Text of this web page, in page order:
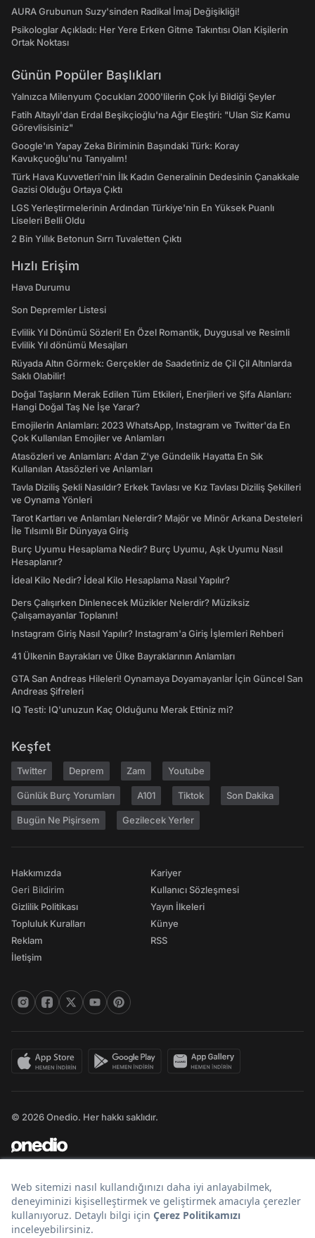
AURA Grubunun Suzy'sinden Radikal İmaj Değişikliği!
Psikologlar Açıkladı: Her Yere Erken Gitme Takıntısı Olan Kişilerin
Ortak Noktası
Günün Popüler Başlıkları
Yalnızca Milenyum Çocukları 2000'lilerin Çok İyi Bildiği Şeyler
Fatih Altaylı'dan Erdal Beşikçioğlu'na Ağır Eleştiri: "Ulan Siz Kamu
Görevlisisiniz"
Google'ın Yapay Zeka Biriminin Başındaki Türk: Koray
Kavukçuoğlu'nu Tanıyalım!
Türk Hava Kuvvetleri'nin İlk Kadın Generalinin Dedesinin Çanakkale
Gazisi Olduğu Ortaya Çıktı
LGS Yerleştirmelerinin Ardından Türkiye'nin En Yüksek Puanlı
Liseleri Belli Oldu
2 Bin Yıllık Betonun Sırrı Tuvaletten Çıktı
Hızlı Erişim
Hava Durumu
Son Depremler Listesi
Evlilik Yıl Dönümü Sözleri! En Özel Romantik, Duygusal ve Resimli
Evlilik Yıl dönümü Mesajları
Rüyada Altın Görmek: Gerçekler de Saadetiniz de Çil Çil Altınlarda
Saklı Olabilir!
Doğal Taşların Merak Edilen Tüm Etkileri, Enerjileri ve Şifa Alanları:
Hangi Doğal Taş Ne İşe Yarar?
Emojilerin Anlamları: 2023 WhatsApp, Instagram ve Twitter'da En
Çok Kullanılan Emojiler ve Anlamları
Atasözleri ve Anlamları: A'dan Z'ye Gündelik Hayatta En Sık
Kullanılan Atasözleri ve Anlamları
Tavla Diziliş Şekli Nasıldır? Erkek Tavlası ve Kız Tavlası Diziliş Şekilleri
ve Oynama Yönleri
Tarot Kartları ve Anlamları Nelerdir? Majör ve Minör Arkana Desteleri
İle Tılsımlı Bir Dünyaya Giriş
Burç Uyumu Hesaplama Nedir? Burç Uyumu, Aşk Uyumu Nasıl
Hesaplanır?
İdeal Kilo Nedir? İdeal Kilo Hesaplama Nasıl Yapılır?
Ders Çalışırken Dinlenecek Müzikler Nelerdir? Müziksiz
Çalışamayanlar Toplanın!
Instagram Giriş Nasıl Yapılır? Instagram'a Giriş İşlemleri Rehberi
41 Ülkenin Bayrakları ve Ülke Bayraklarının Anlamları
GTA San Andreas Hileleri! Oynamaya Doyamayanlar İçin Güncel San
Andreas Şifreleri
IQ Testi: IQ'unuzun Kaç Olduğunu Merak Ettiniz mi?
Keşfet
Twitter Deprem Zam Youtube
Günlük Burç Yorumları A101 Tiktok Son Dakika
Bugün Ne Pişirsem Gezilecek Yerler
Hakkımızda
Geri Bildirim
Gizlilik Politikası
Topluluk Kuralları
Reklam
İletişim
Kariyer
Kullanıcı Sözleşmesi
Yayın İlkeleri
Künye
RSS
© 2026 Onedio. Her hakkı saklıdır.
Bir markasıdır.